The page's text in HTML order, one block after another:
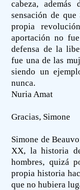
cabeza,
sensación de
propia
aportación no
defensa de la
fue una de las
siendo un
nunca.
Nuria Amat
Gracias, Simone
Simone de
XX, la historia
hombres, quizá
propia historia
que no hubiera